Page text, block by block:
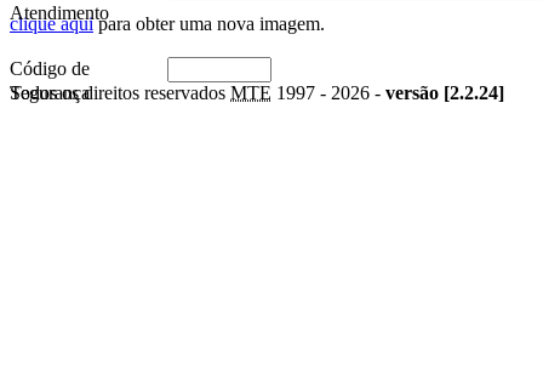
Atendimento
clique aquipara obter uma nova imagem.
Código de
Segurança
Todos os direitos reservados MTE 1997 - 2026 - versão [2.2.24]